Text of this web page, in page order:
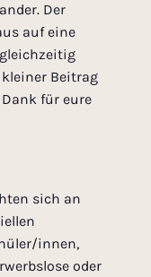
Der
auf eine
Beitrag
für eure
sich an
innen,
oder